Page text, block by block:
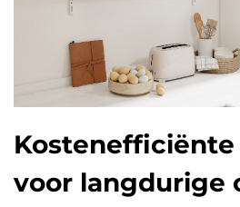
Kostenefficiënte
voor langdurige